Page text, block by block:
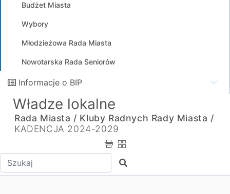
Budżet Miasta
Wybory
Młodzieżowa Rada Miasta
Nowotarska Rada Seniorów
Informacje o BIP
Władze lokalne
Rada Miasta / Kluby Radnych Rady Miasta /
KADENCJA 2024-2029
Wpisz tekst do wyszukania Szukaj